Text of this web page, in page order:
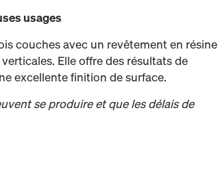
usages
couches avec un revêtement en résine
Elle offre des résultats de
excellente finition de surface.
se produire et que les délais de